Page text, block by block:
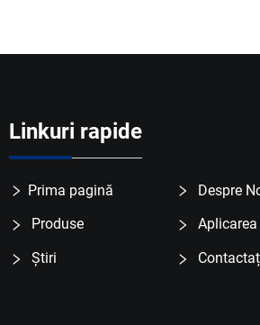
Linkuri rapide
Prima pagină
Despre
Produse
Aplicarea
Știri